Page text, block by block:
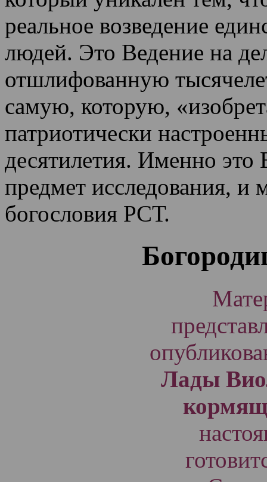
реальное возведение
людей. Это Ведение на
отшлифованную
самую, которую,
патриотически
десятилетия. Именно это
предмет исследования, и
богословия РСТ.
Лады